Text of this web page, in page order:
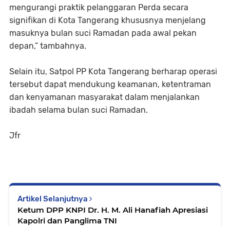
mengurangi praktik pelanggaran Perda secara
signifikan di Kota Tangerang khususnya menjelang
masuknya bulan suci Ramadan pada awal pekan
depan,” tambahnya.
Selain itu, Satpol PP Kota Tangerang berharap operasi
tersebut dapat mendukung keamanan, ketentraman
dan kenyamanan masyarakat dalam menjalankan
ibadah selama bulan suci Ramadan.
Jfr
Artikel Selanjutnya
Ketum DPP KNPI Dr. H. M. Ali Hanafiah Apresiasi
Kapolri dan Panglima TNI